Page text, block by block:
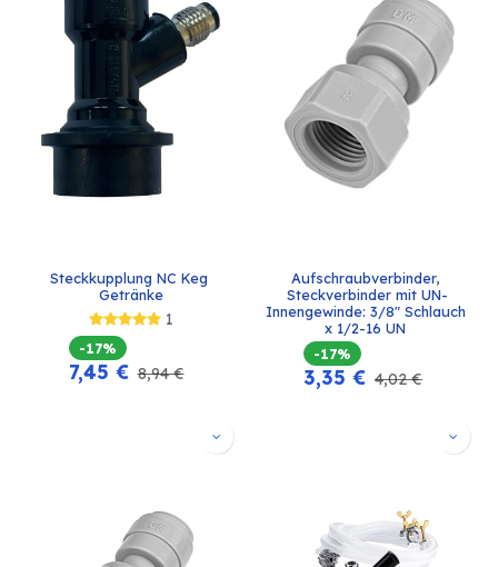
Steckkupplung NC Keg
Getränke
1
-17%
7,45 € 8,94€
Aufschraubverbinder,
Steckverbinder mit UN-
Innengewinde: 3/8" Schlauch
x 1/2-16 UN
-17%
3,35 € 4,02€